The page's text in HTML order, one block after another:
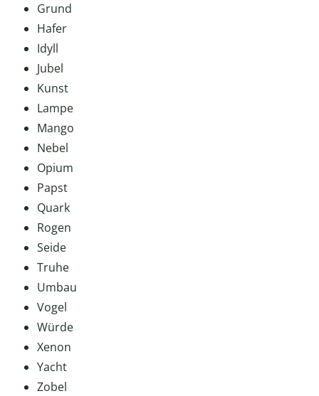
Grund
Hafer
Idyll
Jubel
Kunst
Lampe
Mango
Nebel
Opium
Papst
Quark
Rogen
Seide
Truhe
Umbau
Vogel
Würde
Xenon
Yacht
Zobel